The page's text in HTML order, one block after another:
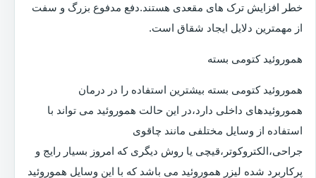
خطر افزایش ترک های مقعدی هستند.دفع مدفوع بزرگ و سفت
از مهمترین دلایل ایجاد شقاق است.
هموروئید کتومی بسته
هموروئید کتومی بسته بیشترین استفاده را در درمان
هموروئیدهای داخلی دارد،در این حالت هموروئید می تواند با
استفاده از وسایل مختلفی مانند چاقوی
جراحی،الکتروکوتر،قیچی یا روش دیگری که امروز بسیار رایج و
پرکاربرد شده لیزر هموروئید می باشد که با این وسایل هموروئید